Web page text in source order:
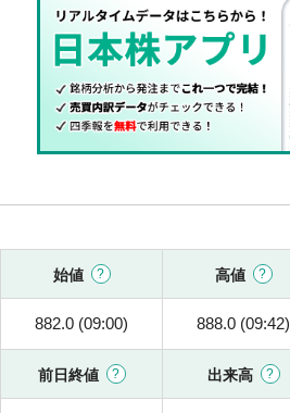
始値 高値
882.0 (09:00) 888.0 (09:42)
前日終値 出来高